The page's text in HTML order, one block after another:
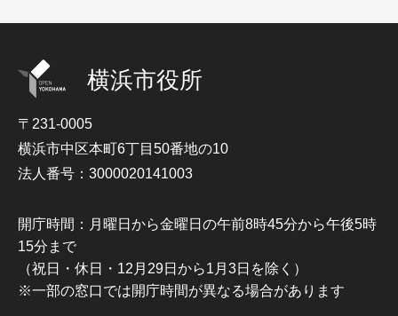
横浜市役所
〒231-0005
横浜市中区本町6丁目50番地の10
法人番号：3000020141003
開庁時間：月曜日から金曜日の午前8時45分から午後5時
15分まで
（祝日・休日・12月29日から1月3日を除く）
※一部の窓口では開庁時間が異なる場合があります